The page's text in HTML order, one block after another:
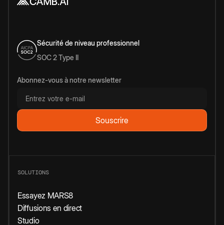
Sécurité de niveau professionnel
SOC 2 Type II
Abonnez-vous à notre newsletter
SOLUTIONS
Essayez MARS8
Diffusions en direct
Studio